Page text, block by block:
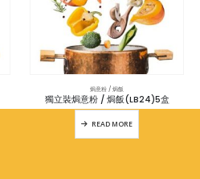
焗意粉 / 焗飯
獨立裝焗意粉 / 焗飯(LB24)5盒
READ MORE